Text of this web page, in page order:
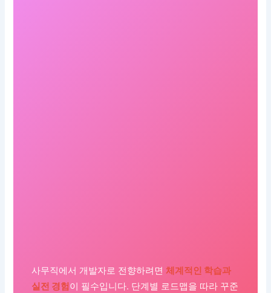
사무직에서 개발자로 전향하려면체계적인 학습과
실전 경험 이 필수입니다. 단계별 로드맵을 따라 꾸준